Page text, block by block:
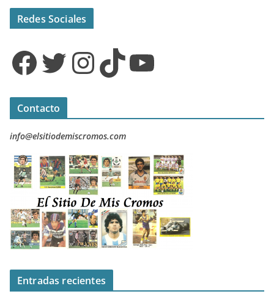
Redes Sociales
Facebook Twitter InstagramTikTok YouTube
Contacto
info@elsitiodemiscromos.com
Entradas recientes